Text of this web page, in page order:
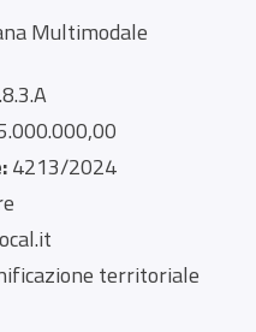
Multimodale
4213/2024
territoriale